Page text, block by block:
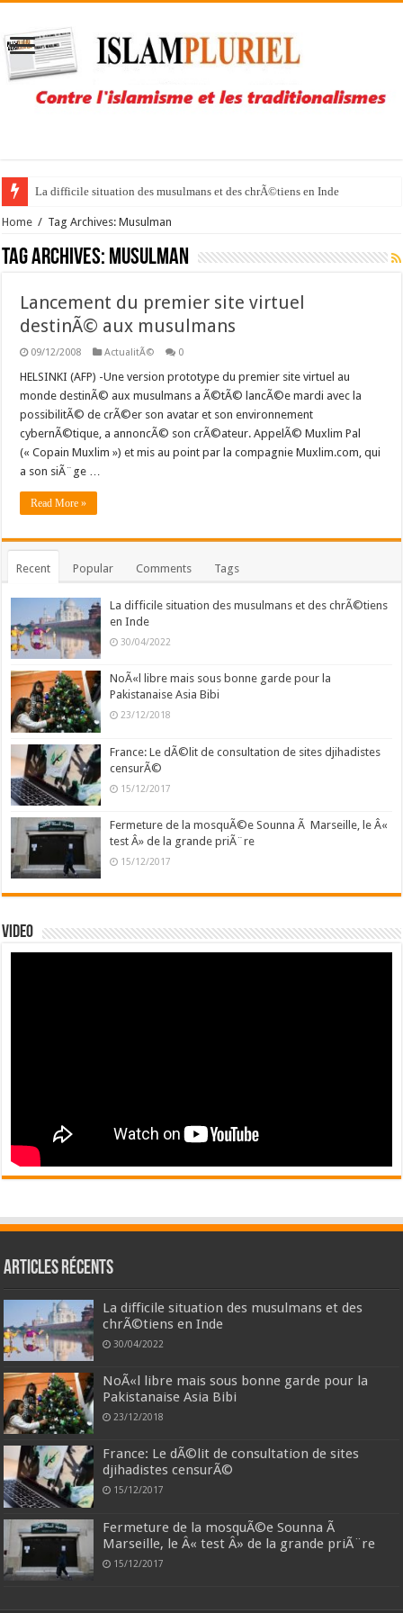
La difficile situation des musulmans et des chrÃ©tiens en Inde
Home / Tag Archives: Musulman
Tag Archives: Musulman
Lancement du premier site virtuel
destinÃ© aux musulmans
09/12/2008 ActualitÃ© 0
HELSINKI (AFP) -Une version prototype du premier site virtuel au
monde destinÃ© aux musulmans a Ã©tÃ© lancÃ©e mardi avec la
possibilitÃ© de crÃ©er son avatar et son environnement
cybernÃ©tique, a annoncÃ© son crÃ©ateur. AppelÃ© Muxlim Pal
(« Copain Muxlim ») et mis au point par la compagnie Muxlim.com, qui
a son siÃ¨ge …
Read More »
Recent Popular Comments Tags
La difficile situation des musulmans et des chrÃ©tiens
en Inde
30/04/2022
NoÃ«l libre mais sous bonne garde pour la
Pakistanaise Asia Bibi
23/12/2018
France: Le dÃ©lit de consultation de sites djihadistes
censurÃ©
15/12/2017
Fermeture de la mosquÃ©e Sounna Ã Marseille, le Â«
test Â» de la grande priÃ¨re
15/12/2017
Video
Articles récents
La difficile situation des musulmans et des
chrÃ©tiens en Inde
30/04/2022
NoÃ«l libre mais sous bonne garde pour la
Pakistanaise Asia Bibi
23/12/2018
France: Le dÃ©lit de consultation de sites
djihadistes censurÃ©
15/12/2017
Fermeture de la mosquÃ©e Sounna Ã
Marseille, le Â« test Â» de la grande priÃ¨re
15/12/2017